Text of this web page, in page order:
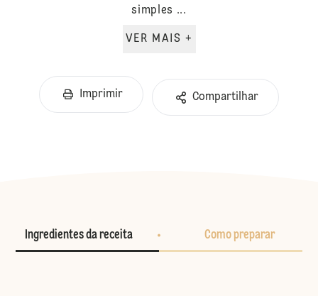
simples ...
VER MAIS +
Imprimir Compartilhar
Ingredientes da receita Como preparar